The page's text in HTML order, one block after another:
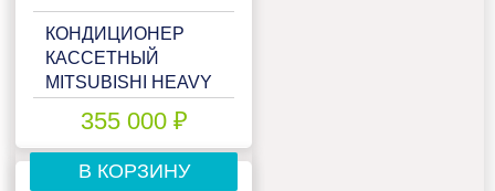
КОНДИЦИОНЕР
КАССЕТНЫЙ
MITSUBISHI HEAVY
355 000 ₽
В КОРЗИНУ